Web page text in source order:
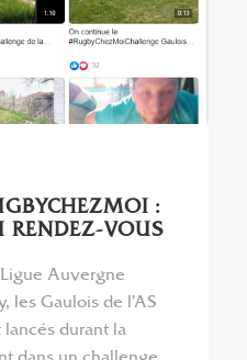
:
RENDEZ-VOUS
Auvergne
les Gaulois de l’AS
durant la